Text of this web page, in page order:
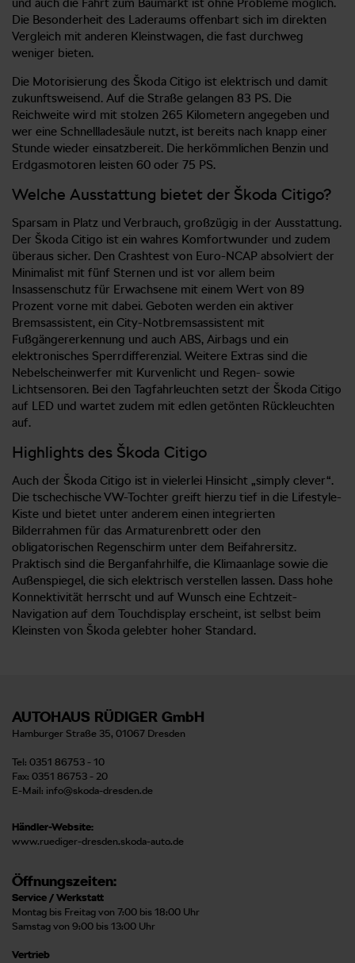
Die Besonderheit des Laderaums offenbart sich im direkten
Vergleich mit anderen Kleinstwagen, die fast durchweg
weniger bieten.
Die Motorisierung des Škoda Citigo ist elektrisch und damit
zukunftsweisend. Auf die Straße gelangen 83 PS. Die
Reichweite wird mit stolzen 265 Kilometern angegeben und
wer eine Schnellladesäule nutzt, ist bereits nach knapp einer
Stunde wieder einsatzbereit. Die herkömmlichen Benzin und
Erdgasmotoren leisten 60 oder 75 PS.
Welche Ausstattung bietet der Škoda Citigo?
Sparsam in Platz und Verbrauch, großzügig in der Ausstattung.
Der Škoda Citigo ist ein wahres Komfortwunder und zudem
überaus sicher. Den Crashtest von Euro-NCAP absolviert der
Minimalist mit fünf Sternen und ist vor allem beim
Insassenschutz für Erwachsene mit einem Wert von 89
Prozent vorne mit dabei. Geboten werden ein aktiver
Bremsassistent, ein City-Notbremsassistent mit
Fußgängererkennung und auch ABS, Airbags und ein
elektronisches Sperrdifferenzial. Weitere Extras sind die
Nebelscheinwerfer mit Kurvenlicht und Regen- sowie
Lichtsensoren. Bei den Tagfahrleuchten setzt der Škoda Citigo
auf LED und wartet zudem mit edlen getönten Rückleuchten
auf.
Highlights des Škoda Citigo
Auch der Škoda Citigo ist in vielerlei Hinsicht „simply clever“.
Die tschechische VW-Tochter greift hierzu tief in die Lifestyle-
Kiste und bietet unter anderem einen integrierten
Bilderrahmen für das Armaturenbrett oder den
obligatorischen Regenschirm unter dem Beifahrersitz.
Praktisch sind die Berganfahrhilfe, die Klimaanlage sowie die
Außenspiegel, die sich elektrisch verstellen lassen. Dass hohe
Konnektivität herrscht und auf Wunsch eine Echtzeit-
Navigation auf dem Touchdisplay erscheint, ist selbst beim
Kleinsten von Škoda gelebter hoher Standard.
AUTOHAUS RÜDIGER GmbH
Hamburger Straße 35, 01067 Dresden
Tel: 0351 86753 - 10
Fax: 0351 86753 - 20
E-Mail: info@skoda-dresden.de
Händler-Website:
www.ruediger-dresden.skoda-auto.de
Öffnungszeiten:
Service / Werkstatt
Montag bis Freitag von 7:00 bis 18:00 Uhr
Samstag von 9:00 bis 13:00 Uhr
Vertrieb